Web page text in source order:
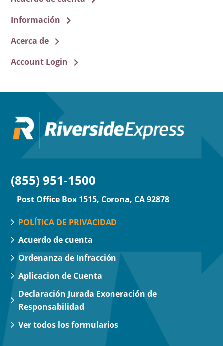
Información
Acerca de
Account Login
(855) 951-1500
Post Office Box 1515, Corona, CA 92878
POLÍTICA DE PRIVACIDAD
Acuerdo de cuenta
Ordenanza de Infracción
Aplicacion de Cuenta
Declaración Jurada Exoneración de
Responsabilidad
Ver todos los formularios